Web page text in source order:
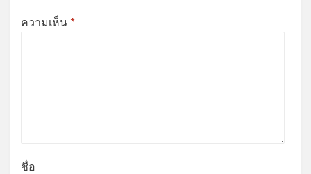
ความเห็น *
ชื่อ